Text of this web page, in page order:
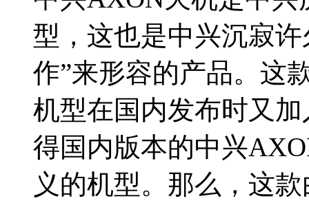
型，这也是中兴沉寂
作”来形容的产品。这
机型在国内发布时又
得国内版本的中兴
义的机型。那么，这